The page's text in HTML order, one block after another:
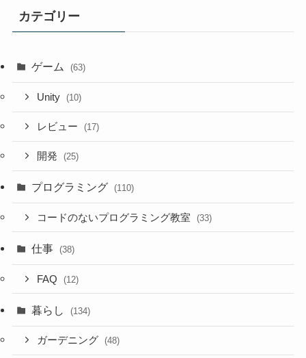
カテゴリー
ゲーム (63)
Unity (10)
レビュー (17)
開発 (25)
プログラミング (110)
コードのないプログラミング教室 (33)
仕事 (38)
FAQ (12)
暮らし (134)
ガーデニング (48)